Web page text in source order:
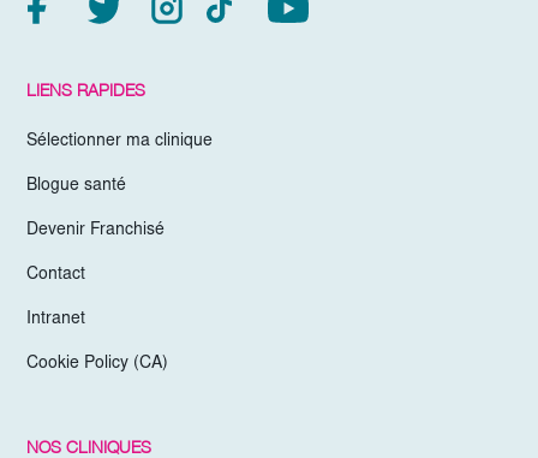
LIENS RAPIDES
Sélectionner ma clinique
Blogue santé
Devenir Franchisé
Contact
Intranet
Cookie Policy (CA)
NOS CLINIQUES